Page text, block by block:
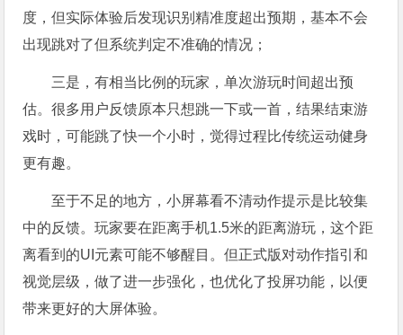
度，但实际体验后发现识别精准度超出预期，基本不会
出现跳对了但系统判定不准确的情况；
三是，有相当比例的玩家，单次游玩时间超出预
估。很多用户反馈原本只想跳一下或一首，结果结束游
戏时，可能跳了快一个小时，觉得过程比传统运动健身
更有趣。
至于不足的地方，小屏幕看不清动作提示是比较集
中的反馈。玩家要在距离手机1.5米的距离游玩，这个距
离看到的UI元素可能不够醒目。但正式版对动作指引和
视觉层级，做了进一步强化，也优化了投屏功能，以便
带来更好的大屏体验。